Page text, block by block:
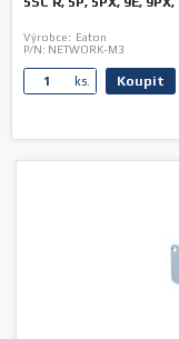
Výrobce: Eaton
P/N: NETWORK-M3
ks. Koupit